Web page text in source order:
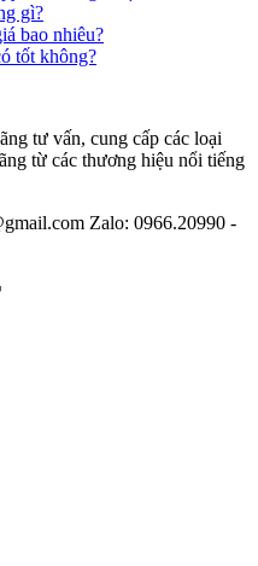
gì?
bao nhiêu?
tốt không?
tư vấn, cung cấp các loại
từ các thương hiệu nổi tiếng
Zalo: 0966.20990 -